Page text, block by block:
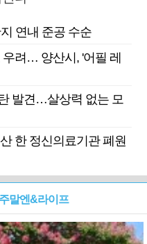
연내 준공 수순
려… 양산시, '어필 레
발견…살상력 없는 모
한 정신의료기관 폐원
주말엔&라이프